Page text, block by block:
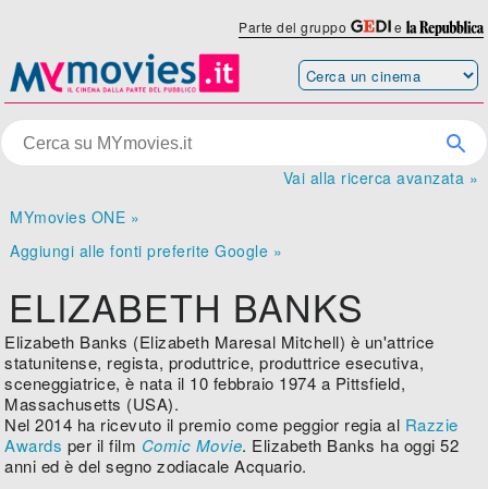
Parte del gruppo e
Vai alla ricerca avanzata »
MYmovies ONE »
Aggiungi alle fonti preferite Google »
ELIZABETH BANKS
Elizabeth Banks (Elizabeth Maresal Mitchell) è un'attrice
statunitense, regista, produttrice, produttrice esecutiva,
sceneggiatrice, è nata il 10 febbraio 1974 a Pittsfield,
Massachusetts (USA).
Nel 2014 ha ricevuto il premio come peggior regia al Razzie
Awards per il film Comic Movie. Elizabeth Banks ha oggi 52
anni ed è del segno zodiacale Acquario.